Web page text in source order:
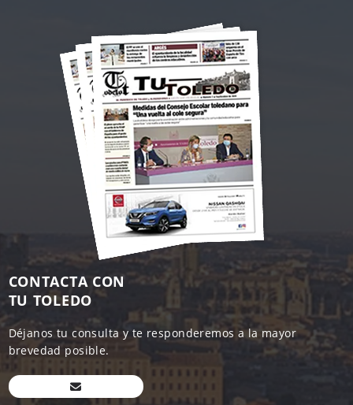
CONTACTA CON
TU TOLEDO
Déjanos tu consulta y te responderemos a la mayor
brevedad posible.